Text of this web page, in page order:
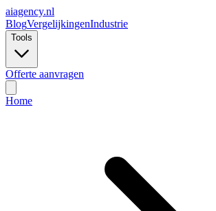
aiagency.nl
BlogVergelijkingenIndustrie
Tools
Offerte aanvragen
Home